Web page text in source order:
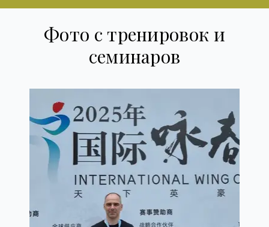
Фото с тренировок и
семинаров